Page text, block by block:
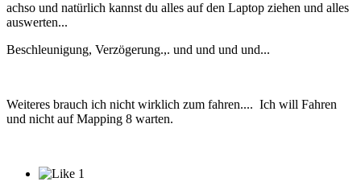
achso und natürlich kannst du alles auf den Laptop ziehen und alles
auswerten...
Beschleunigung, Verzögerung.,. und und und und...
Weiteres brauch ich nicht wirklich zum fahren.... Ich will Fahren
und nicht auf Mapping 8 warten.
1